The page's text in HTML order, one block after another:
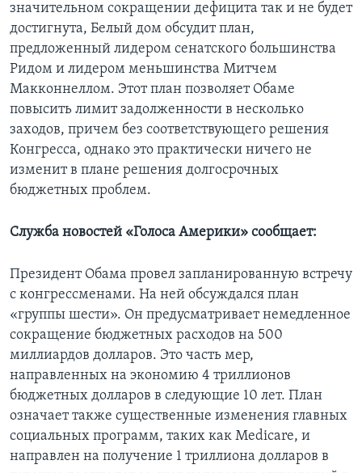
значительном сокращении дефицита так и не будет
достигнута, Белый дом обсудит план,
предложенный лидером сенатского большинства
Ридом и лидером меньшинства Митчем
Макконнеллом. Этот план позволяет Обаме
повысить лимит задолженности в несколько
заходов, причем без соответствующего решения
Конгресса, однако это практически ничего не
изменит в плане решения долгосрочных
бюджетных проблем.
Служба новостей «Голоса Америки» сообщает:
Президент Обама провел запланированную встречу
с конгрессменами. На ней обсуждался план
«группы шести». Он предусматривает немедленное
сокращение бюджетных расходов на 500
миллиардов долларов. Это часть мер,
направленных на экономию 4 триллионов
бюджетных долларов в следующие 10 лет. План
означает также существенные изменения главных
социальных программ, таких как Medicare, и
направлен на получение 1 триллиона долларов в